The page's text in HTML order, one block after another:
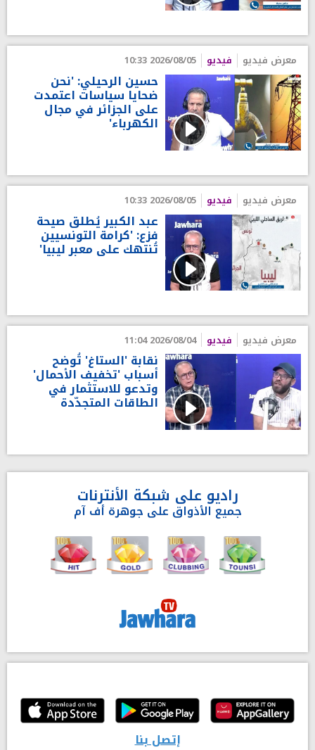
معرض فيديو فيديو 2026/08/05 10:33
حسين الرحيلي: 'نحن
ضحايا سياسات اعتمدت
على الجزائر في مجال
الكهرباء'
معرض فيديو فيديو 2026/08/05 10:33
عبد الكبير يُطلق صيحة
فزع: 'كرامة التونسيين
تُنتهك على معبر ليبيا'
معرض فيديو فيديو 2026/08/04 11:04
نقابة 'الستاغ' تُوضح
أسباب 'تخفيف الأحمال'
وتدعو للاستثمار في
الطاقات المتجدّدة
راديو على شبكة الأنترنات
جميع الأذواق على جوهرة أف آم
إتصل بنا